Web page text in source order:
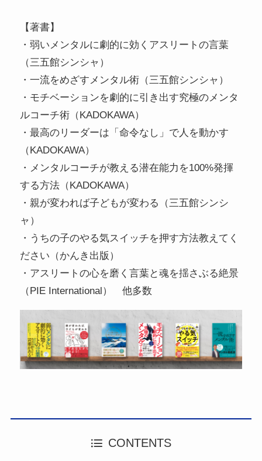
【著書】
・弱いメンタルに劇的に効くアスリートの言葉
（三五館シンシャ）
・一流をめざすメンタル術（三五館シンシャ）
・モチベーションを劇的に引き出す究極のメンタ
ルコーチ術（KADOKAWA）
・最高のリーダーは「命令なし」で人を動かす
（KADOKAWA）
・メンタルコーチが教える潜在能力を100%発揮
する方法（KADOKAWA）
・親が変われば子どもが変わる（三五館シンシ
ャ）
・うちの子のやる気スイッチを押す方法教えてく
ださい（かんき出版）
・アスリートの心を磨く言葉と魂を揺さぶる絶景
（PIE International） 他多数
CONTENTS